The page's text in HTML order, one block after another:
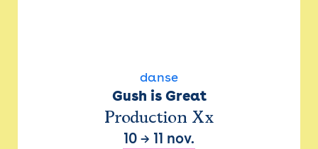
danse
Gush is Great
Production Xx
10 → 11 nov.